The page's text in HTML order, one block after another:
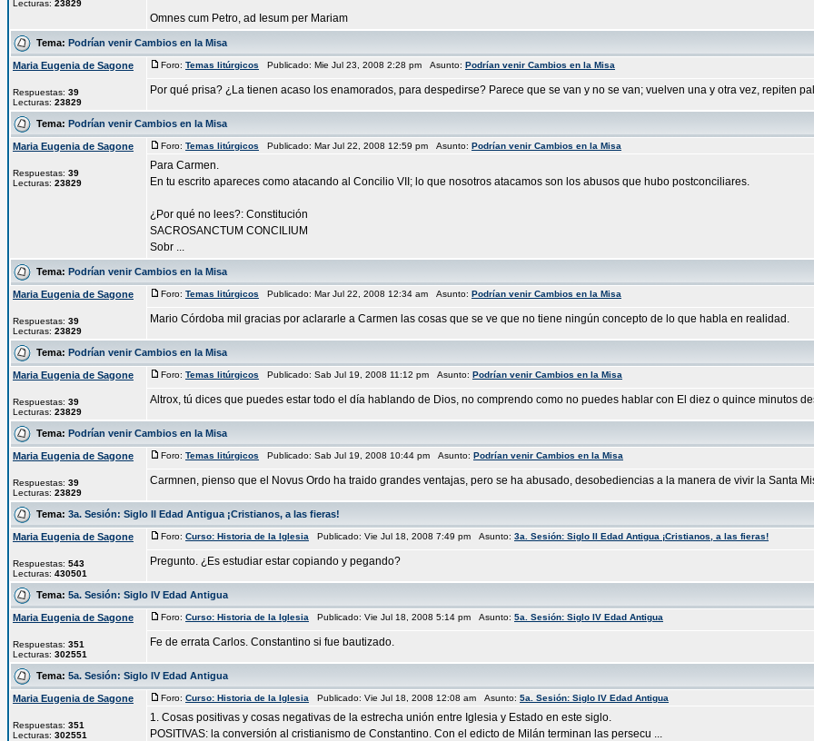
Lecturas: 23829
Omnes cum Petro, ad Iesum per Mariam
Tema: Podrían venir Cambios en la Misa
Maria Eugenia de Sagone
Respuestas: 39
Lecturas: 23829
Foro: Temas litúrgicos Publicado: Mie Jul 23, 2008 2:28 pm Asunto: Podrían venir Cambios en la Misa
Por qué prisa? ¿La tienen acaso los enamorados, para despedirse? Parece que se van y no se van; vuelven una y otra vez, repiten
Tema: Podrían venir Cambios en la Misa
Maria Eugenia de Sagone
Respuestas: 39
Lecturas: 23829
Foro: Temas litúrgicos Publicado: Mar Jul 22, 2008 12:59 pm Asunto: Podrían venir Cambios en la Misa
Para Carmen.
En tu escrito apareces como atacando al Concilio VII; lo que nosotros atacamos son los abusos que hubo postconciliares.
¿Por qué no lees?: Constitución
SACROSANCTUM CONCILIUM
Sobr ...
Tema: Podrían venir Cambios en la Misa
Maria Eugenia de Sagone
Respuestas: 39
Lecturas: 23829
Foro: Temas litúrgicos Publicado: Mar Jul 22, 2008 12:34 am Asunto: Podrían venir Cambios en la Misa
Mario Córdoba mil gracias por aclararle a Carmen las cosas que se ve que no tiene ningún concepto de lo que habla en realidad.
Tema: Podrían venir Cambios en la Misa
Maria Eugenia de Sagone
Respuestas: 39
Lecturas: 23829
Foro: Temas litúrgicos Publicado: Sab Jul 19, 2008 11:12 pm Asunto: Podrían venir Cambios en la Misa
Altrox, tú dices que puedes estar todo el día hablando de Dios, no comprendo como no puedes hablar con El diez o quince minutos
Tema: Podrían venir Cambios en la Misa
Maria Eugenia de Sagone
Respuestas: 39
Lecturas: 23829
Foro: Temas litúrgicos Publicado: Sab Jul 19, 2008 10:44 pm Asunto: Podrían venir Cambios en la Misa
Carmnen, pienso que el Novus Ordo ha traido grandes ventajas, pero se ha abusado, desobediencias a la manera de vivir la Santa
Tema: 3a. Sesión: Siglo II Edad Antigua ¡Cristianos, a las fieras!
Maria Eugenia de Sagone
Respuestas: 543
Lecturas: 430501
Foro: Curso: Historia de la Iglesia Publicado: Vie Jul 18, 2008 7:49 pm Asunto: 3a. Sesión: Siglo II Edad Antigua ¡Cristianos, a las fieras!
Pregunto. ¿Es estudiar estar copiando y pegando?
Tema: 5a. Sesión: Siglo IV Edad Antigua
Maria Eugenia de Sagone
Respuestas: 351
Lecturas: 302551
Foro: Curso: Historia de la Iglesia Publicado: Vie Jul 18, 2008 5:14 pm Asunto: 5a. Sesión: Siglo IV Edad Antigua
Fe de errata Carlos. Constantino si fue bautizado.
Tema: 5a. Sesión: Siglo IV Edad Antigua
Maria Eugenia de Sagone
Respuestas: 351
Lecturas: 302551
Foro: Curso: Historia de la Iglesia Publicado: Vie Jul 18, 2008 12:08 am Asunto: 5a. Sesión: Siglo IV Edad Antigua
1. Cosas positivas y cosas negativas de la estrecha unión entre Iglesia y Estado en este siglo.
POSITIVAS: la conversión al cristianismo de Constantino. Con el edicto de Milán terminan las persecu ...